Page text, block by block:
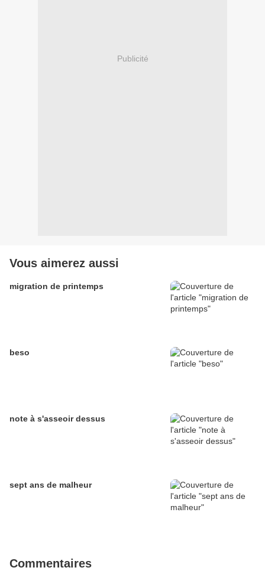
Publicité
Vous aimerez aussi
migration de printemps
beso
note à s'asseoir dessus
sept ans de malheur
Commentaires